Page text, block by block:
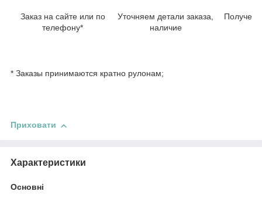
Заказ на сайте или по
телефону*
Уточняем детали заказа,
наличие
* Заказы принимаются кратно рулонам;
Приховати
Характеристики
Основні